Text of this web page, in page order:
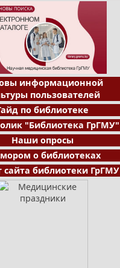
информационной
пользователей
по библиотеке
"Библиотека ГрГМУ"
Наши опросы
о библиотеках
библиотеки ГрГМУ